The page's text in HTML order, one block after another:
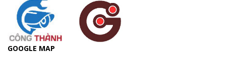
GOOGLE MAP